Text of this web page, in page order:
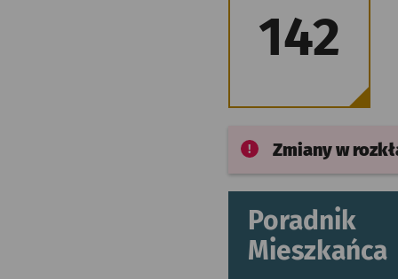
142
Zmiany w
Poradnik
Mieszkańca